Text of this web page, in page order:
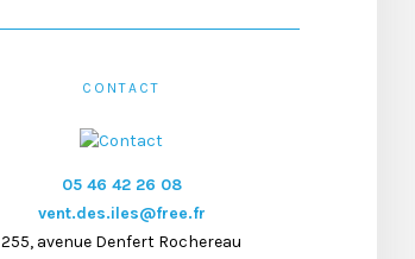
CONTACT
05 46 42 26 08
vent.des.iles@free.fr
255, avenue Denfert Rochereau